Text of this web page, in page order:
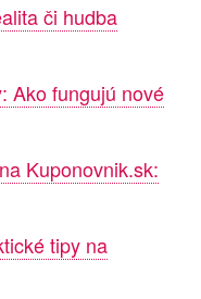
či hudba
Ako fungujú nové
Kuponovnik.sk:
tipy na